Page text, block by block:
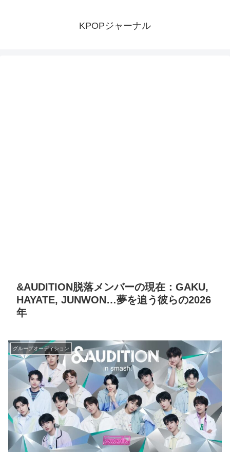
KPOPジャーナル
&AUDITION脱落メンバーの現在：GAKU,
HAYATE, JUNWON…夢を追う彼らの2026
年
グループオーディション